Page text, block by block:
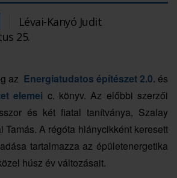
Lévai-Kanyó Judit
25.
az Energiatudatos építészet 2.0. és
elemei c. könyv. Az előbbi szerzői
és két fiatal tanítványa, Szalay
Tamás. A régóta hiánycikként keresett
tartalmazza az épületenergetika
húsz év változásait.